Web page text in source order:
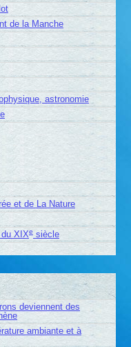
de la Manche
astronomie
et de La Nature
XIXesiècle
deviennent des
ambiante et à